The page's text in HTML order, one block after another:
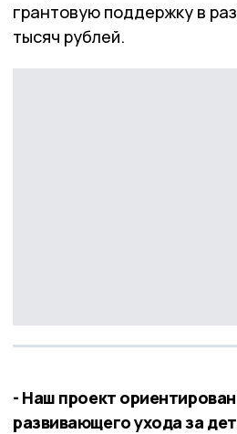
грантовую поддержку в
тысяч рублей.
- Наш проект
развивающего ухода за